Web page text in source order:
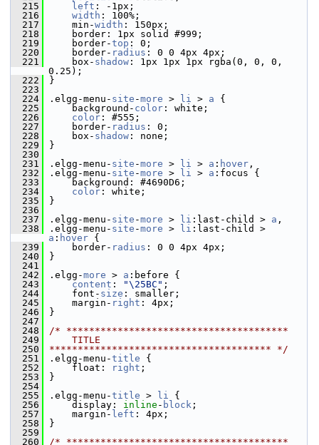
  215
left : -1px;
  216
width : 100%;
  217
min-width : 150px;
  218
border: 1px solid #999;
  219
border-top : 0;
  220
border- radius : 0 0 4px 4px;
  221
box- shadow : 1px 1px 1px rgba(0, 0, 0,
0.25);
  222
}
  223
  224
.elgg-menu- site -more > li > a {
  225
background- color : white;
  226
color : #555;
  227
border- radius : 0;
  228
box- shadow : none;
  229
}
  230
  231
.elgg-menu- site -more > li > a : hover ,
  232
.elgg-menu- site -more > li > a :focus {
  233
background: #4690D6;
  234
color : white;
  235
}
  236
  237
.elgg-menu- site -more > li :last-child > a ,
  238
.elgg-menu- site -more > li
a : hover {
  239
border- radius : 0 0 4px 4px;
  240
}
  241
  242
.elgg-more > a :before {
  243
content : "\25BC" ;
  244
font- size : smaller;
  245
margin- right : 4px;
  246
}
  247
  248
/* ***************************************
  249
    TITLE
  250
*************************************** */
  251
.elgg-menu-title {
  252
float: right ;
  253
}
  254
  255
.elgg-menu-title > li {
  256
display: inline - block ;
  257
margin- left : 4px;
  258
}
  259
  260
/* ***************************************